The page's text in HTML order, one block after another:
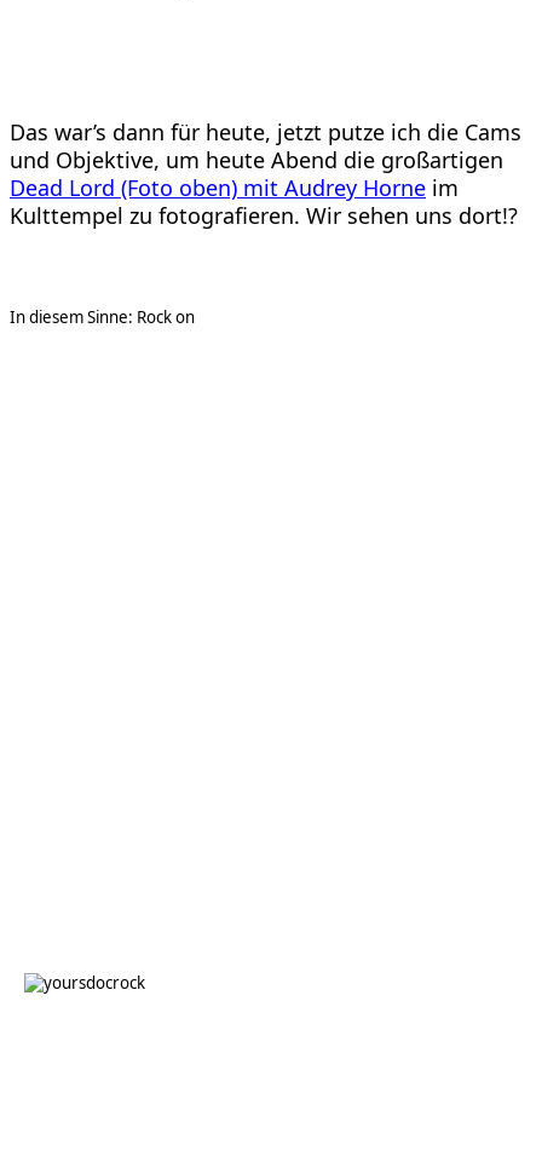
Das war’s dann für heute, jetzt putze ich die Cams
und Objektive, um heute Abend die großartigen
Dead Lord (Foto oben) mit Audrey Horne im
Kulttempel zu fotografieren. Wir sehen uns dort!?
In diesem Sinne: Rock on